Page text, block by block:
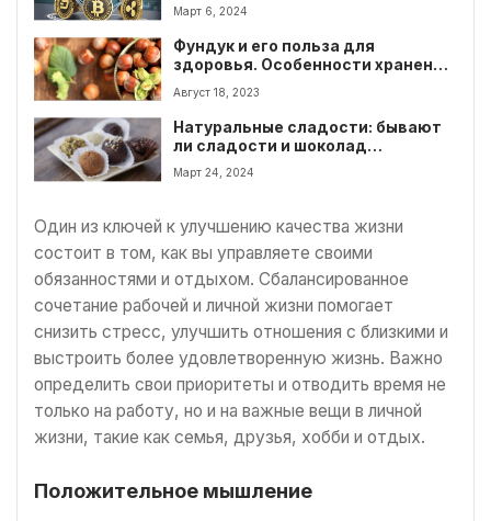
Март 6, 2024
Фундук и его польза для
здоровья. Особенности хранения
фундука.
Август 18, 2023
Натуральные сладости: бывают
ли сладости и шоколад
полезными
Март 24, 2024
Один из ключей к улучшению качества жизни
состоит в том, как вы управляете своими
обязанностями и отдыхом. Сбалансированное
сочетание рабочей и личной жизни помогает
снизить стресс, улучшить отношения с близкими и
выстроить более удовлетворенную жизнь. Важно
определить свои приоритеты и отводить время не
только на работу, но и на важные вещи в личной
жизни, такие как семья, друзья, хобби и отдых.
Положительное мышление